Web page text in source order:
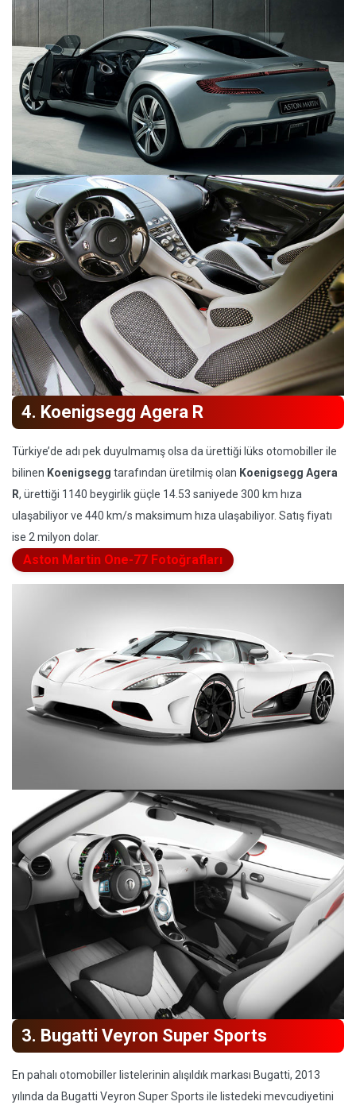
4. Koenigsegg Agera R
Türkiye’de adı pek duyulmamış olsa da ürettiği lüks otomobiller ile
bilinen Koenigsegg tarafından üretilmiş olan Koenigsegg Agera
R, ürettiği 1140 beygirlik güçle 14.53 saniyede 300 km hıza
ulaşabiliyor ve 440 km/s maksimum hıza ulaşabiliyor. Satış fiyatı
ise 2 milyon dolar.
Aston Martin One-77 Fotoğrafları
3. Bugatti Veyron Super Sports
En pahalı otomobiller listelerinin alışıldık markası Bugatti, 2013
yılında da Bugatti Veyron Super Sports ile listedeki mevcudiyetini